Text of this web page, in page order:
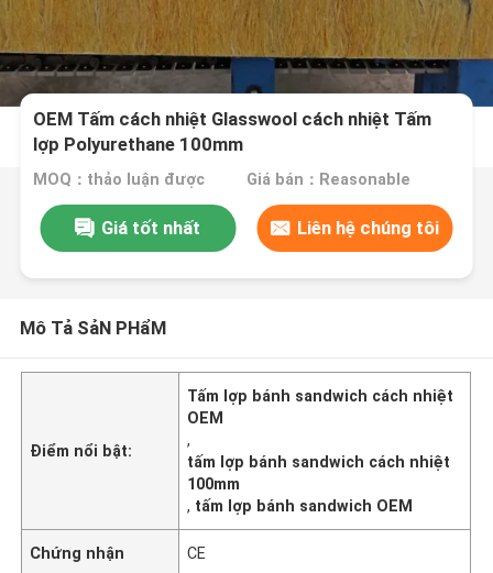
OEM Tấm cách nhiệt Glasswool cách nhiệt Tấm
lợp Polyurethane 100mm
MOQ：thảo luận được Giá bán：Reasonable
Giá tốt nhất Liên hệ chúng tôi
Mô Tả SảN PHẩM
Điểm nổi bật:
Tấm lợp bánh sandwich cách nhiệt
OEM
,
tấm lợp bánh sandwich cách nhiệt
100mm
, tấm lợp bánh sandwich OEM
Chứng nhận CE